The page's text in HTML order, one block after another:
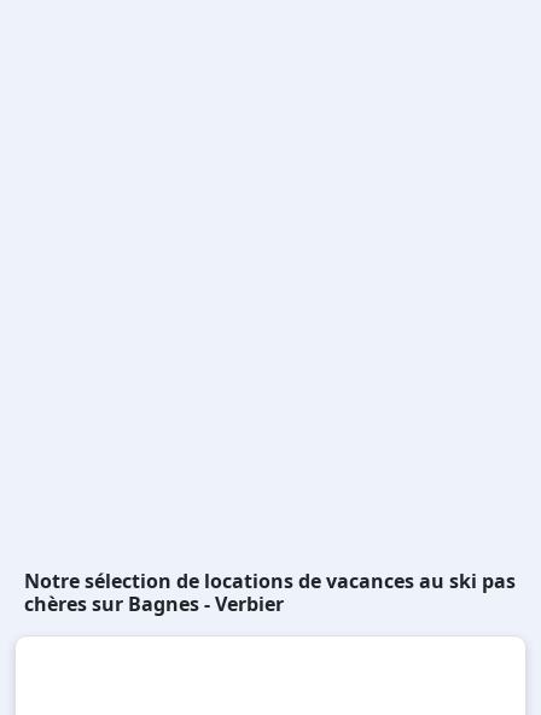
Notre sélection de locations de vacances au ski pas
chères sur Bagnes - Verbier